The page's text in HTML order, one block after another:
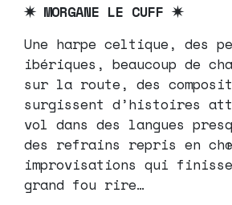
✷ MORGANE LE CUFF ✷
Une harpe celtique, des
ibériques, beaucoup de
sur la route, des
surgissent d’histoires
vol dans des langues
des refrains repris en
improvisations qui
grand fou rire…